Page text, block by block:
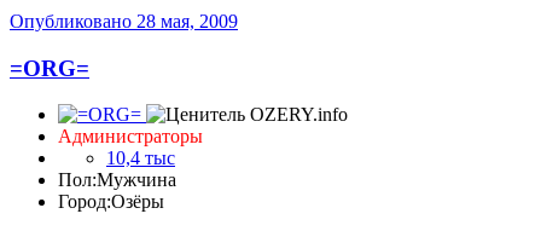
Опубликовано 28 мая, 2009
=ORG=
Администраторы
10,4 тыс
Пол:Мужчина
Город:Озёры